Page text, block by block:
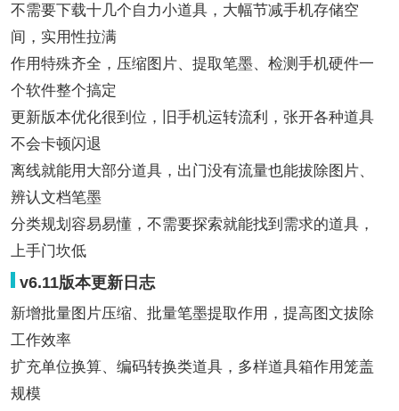
不需要下载十几个自力小道具，大幅节减手机存储空
间，实用性拉满
作用特殊齐全，压缩图片、提取笔墨、检测手机硬件一
个软件整个搞定
更新版本优化很到位，旧手机运转流利，张开各种道具
不会卡顿闪退
离线就能用大部分道具，出门没有流量也能拔除图片、
辨认文档笔墨
分类规划容易易懂，不需要探索就能找到需求的道具，
上手门坎低
v6.11版本更新日志
新增批量图片压缩、批量笔墨提取作用，提高图文拔除
工作效率
扩充单位换算、编码转换类道具，多样道具箱作用笼盖
规模